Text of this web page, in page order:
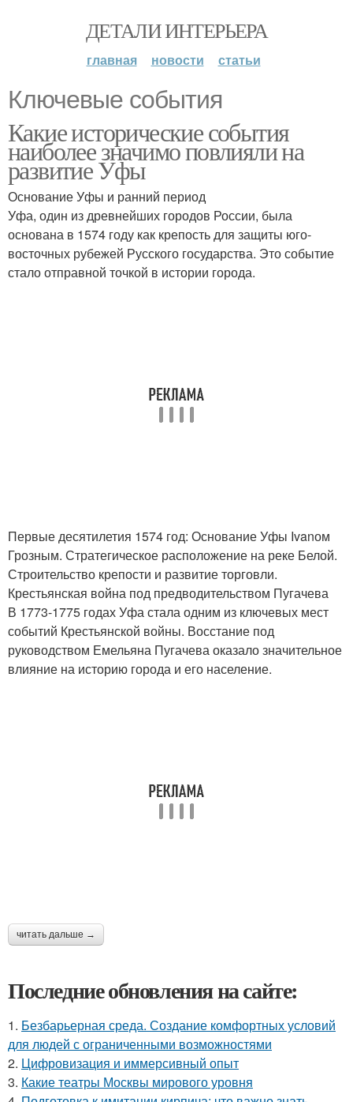
ДЕТАЛИ ИНТЕРЬЕРА
главная новости статьи
Ключевые события
Какие исторические события
наиболее значимо повлияли на
развитие Уфы
Основание Уфы и ранний период
Уфа, один из древнейших городов России, была
основана в 1574 году как крепость для защиты юго-
восточных рубежей Русского государства. Это событие
стало отправной точкой в истории города.
Первые десятилетия 1574 год: Основание Уфы Ivanом
Грозным. Стратегическое расположение на реке Белой.
Строительство крепости и развитие торговли.
Крестьянская война под предводительством Пугачева
В 1773-1775 годах Уфа стала одним из ключевых мест
событий Крестьянской войны. Восстание под
руководством Емельяна Пугачева оказало значительное
влияние на историю города и его население.
читать дальше →
Последние обновления на сайте:
1. Безбарьерная среда. Создание комфортных условий
для людей с ограниченными возможностями
2. Цифровизация и иммерсивный опыт
3. Какие театры Москвы мирового уровня